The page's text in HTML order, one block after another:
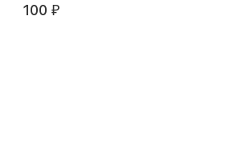
100 ₽